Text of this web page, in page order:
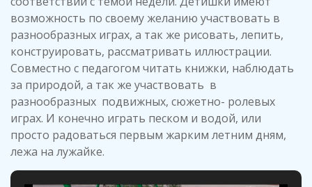
возможность по своему желанию участвовать в
разнообразных играх, а так же рисовать, лепить,
конструировать, рассматривать иллюстрации.
Совместно с педагогом читать книжки, наблюдать
за природой, а так же участвовать в
разнообразных подвижных, сюжетно- ролевых
играх. И конечно играть песком и водой, или
просто радоваться первым жарким летним дням,
лежа на лужайке.